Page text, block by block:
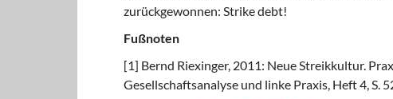
zurückgewonnen: Strike debt!
Fußnoten
[1] Bernd Riexinger, 2011: Neue Streikkultur.
Gesellschaftsanalyse und linke Praxis, Heft 4, S.